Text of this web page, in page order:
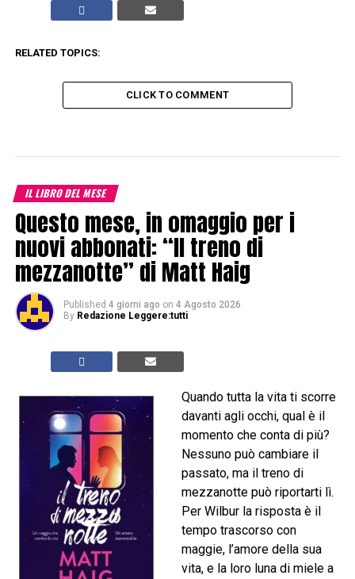
RELATED TOPICS:
CLICK TO COMMENT
IL LIBRO DEL MESE
Questo mese, in omaggio per i
nuovi abbonati: “Il treno di
mezzanotte” di Matt Haig
Published 4 giorni ago on 4 Agosto 2026
By Redazione Leggere:tutti
Quando tutta la vita ti scorre
davanti agli occhi, qual è il
momento che conta di più?
Nessuno può cambiare il
passato, ma il treno di
mezzanotte può riportarti lì.
Per Wilbur la risposta è il
tempo trascorso con
maggie, l’amore della sua
vita, e la loro luna di miele a